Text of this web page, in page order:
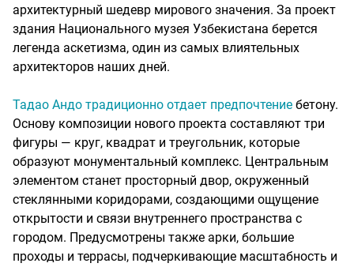
архитектурный шедевр мирового значения. За проект
здания Национального музея Узбекистана берется
легенда аскетизма, один из самых влиятельных
архитекторов наших дней.
Тадао Андо традиционно отдает предпочтение бетону.
Основу композиции нового проекта составляют три
фигуры — круг, квадрат и треугольник, которые
образуют монументальный комплекс. Центральным
элементом станет просторный двор, окруженный
стеклянными коридорами, создающими ощущение
открытости и связи внутреннего пространства с
городом. Предусмотрены также арки, большие
проходы и террасы, подчеркивающие масштабность и